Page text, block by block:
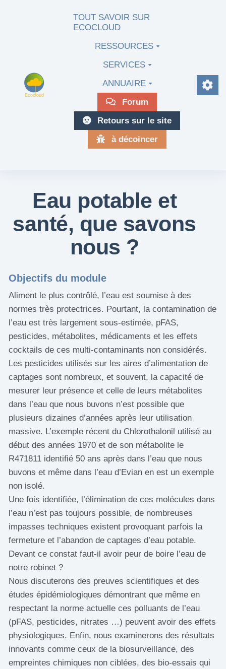
Aller au contenu principal
TOUT SAVOIR SUR
ECOCLOUD
RESSOURCES
SERVICES
ANNUAIRE
Forum
Retours sur le site
à décoincer
Eau potable et
santé, que savons
nous ?
Objectifs du module
Aliment le plus contrôlé, l’eau est soumise à des
normes très protectrices. Pourtant, la contamination de
l’eau est très largement sous-estimée, pFAS,
pesticides, métabolites, médicaments et les effets
cocktails de ces multi-contaminants non considérés.
Les pesticides utilisés sur les aires d’alimentation de
captages sont nombreux, et souvent, la capacité de
mesurer leur présence et celle de leurs métabolites
dans l’eau que nous buvons n’est possible que
plusieurs dizaines d’années après leur utilisation
massive. L’exemple récent du Chlorothalonil utilisé au
début des années 1970 et de son métabolite le
R471811 identifié 50 ans après dans l’eau que nous
buvons et même dans l’eau d’Evian en est un exemple
non isolé.
Une fois identifiée, l’élimination de ces molécules dans
l’eau n’est pas toujours possible, de nombreuses
impasses techniques existent provoquant parfois la
fermeture et l’abandon de captages d’eau potable.
Devant ce constat faut-il avoir peur de boire l’eau de
notre robinet ?
Nous discuterons des preuves scientifiques et des
études épidémiologiques démontrant que même en
respectant la norme actuelle ces polluants de l’eau
(pFAS, pesticides, nitrates …) peuvent avoir des effets
physiologiques. Enfin, nous examinerons des résultats
innovants comme ceux de la biosurveillance, des
empreintes chimiques non ciblées, des bio-essais qui